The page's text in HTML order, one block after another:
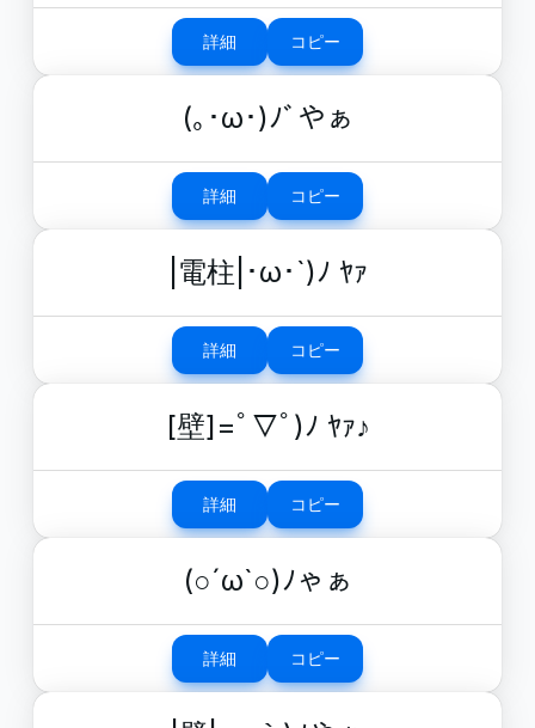
詳細 コピー
(｡･ω･)ﾉﾞやぁ
詳細 コピー
|電柱|･ω･`)ﾉ ﾔｧ
詳細 コピー
[壁]=ﾟ▽ﾟ)ﾉ ﾔｧ♪
詳細 コピー
(○´ω`○)ﾉゃぁ
詳細 コピー